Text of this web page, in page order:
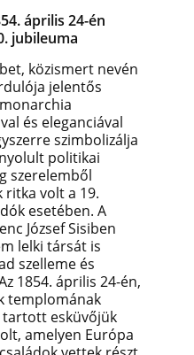
április 24-én
jubileuma
közismert nevén
jelentős
és eleganciával
szimbolizálja
politikai
szerelemből
volt a 19.
esetében. A
József Sisiben
lelki társát is
szelleme és
1854. április 24-én,
templomának
tartott esküvőjük
amelyen Európa